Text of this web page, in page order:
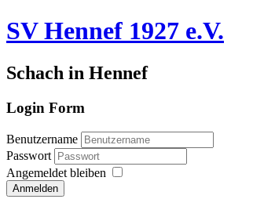
SV Hennef 1927 e.V.
Schach in Hennef
Login Form
Benutzername
Passwort
Angemeldet bleiben
Anmelden